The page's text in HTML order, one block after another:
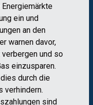
Energiemärkte
ein und
an den
warnen davor,
verbergen und so
einzusparen.
durch die
verhindern.
sind